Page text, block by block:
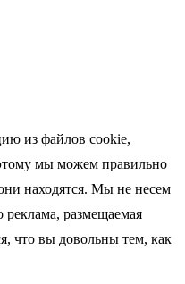
из файлов cookie,
мы можем правильно
находятся. Мы не несем
размещаемая
что вы довольны тем, как